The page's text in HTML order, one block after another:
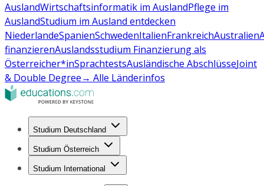
AuslandWirtschaftsinformatik im AuslandPflege im
AuslandStudium im Ausland entdecken
NiederlandeSpanienSchwedenItalienFrankreichAustralien
finanzierenAuslandsstudium Finanzierung als
Österreicher*inSprachtestsAusländische AbschlüsseJoint
& Double Degree→ Alle Länderinfos
Studium Deutschland
Studium Österreich
Studium International